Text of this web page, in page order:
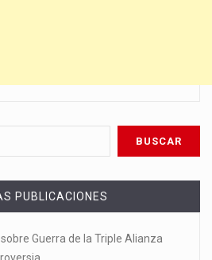
PUBLICACIONES
Guerra de la Triple Alianza